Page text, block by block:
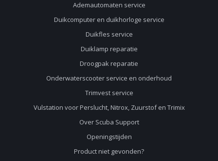
Ademautomaten service
Duikcomputer en duikhorloge service
Duikfles service
Duiklamp reparatie
Droogpak reparatie
Onderwaterscooter service en onderhoud
Trimvest service
Vulstation voor Perslucht, Nitrox, Zuurstof en Trimix
Over Scuba Support
Openingstijden
Product niet gevonden?